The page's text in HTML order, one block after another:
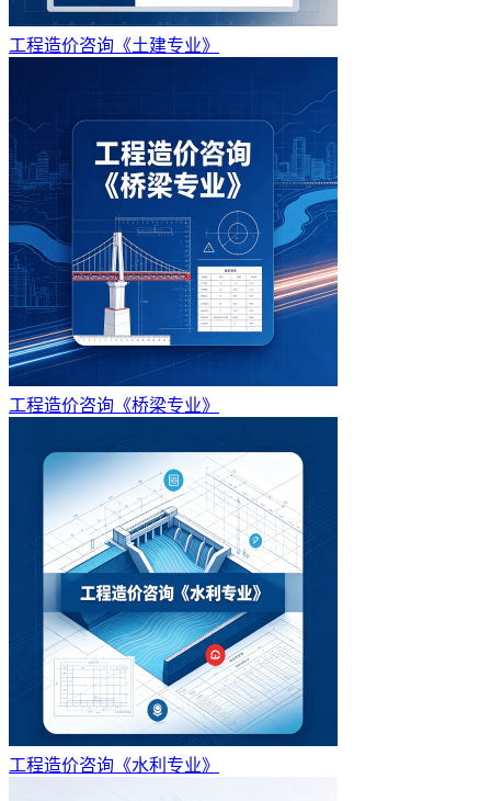
工程造价咨询《土建专业》
工程造价咨询《桥梁专业》
工程造价咨询《水利专业》